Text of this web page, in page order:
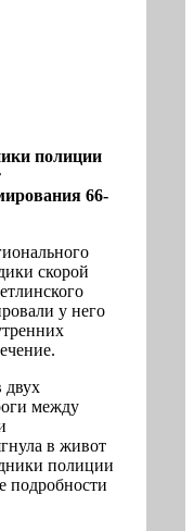
полиции
66-
скорой
у него
двух
между
в живот
полиции
подробности